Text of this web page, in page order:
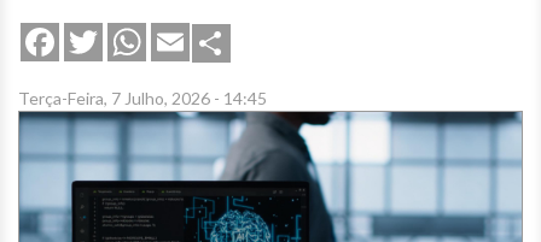
FacebookTwitterWhatsApp
Email
Terça-Feira, 7 Julho, 2026 - 14:45